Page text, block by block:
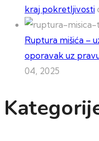
kraj pokretljivosti
Ruptura mišića –
oporavak uz
04, 2025